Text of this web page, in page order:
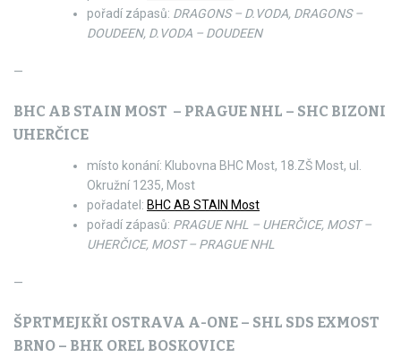
pořadí zápasů: DRAGONS – D.VODA, DRAGONS –
DOUDEEN, D.VODA – DOUDEEN
—
BHC AB STAIN MOST – PRAGUE NHL – SHC BIZONI
UHERČICE
místo konání: Klubovna BHC Most, 18.ZŠ Most, ul.
Okružní 1235, Most
pořadatel: BHC AB STAIN Most
pořadí zápasů: PRAGUE NHL – UHERČICE, MOST –
UHERČICE, MOST – PRAGUE NHL
—
ŠPRTMEJKŘI OSTRAVA A-ONE – SHL SDS EXMOST
BRNO – BHK OREL BOSKOVICE